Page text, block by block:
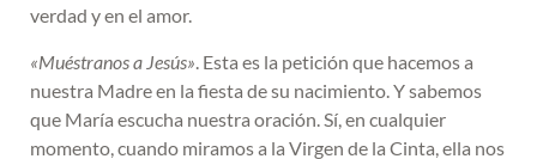
verdad y en el amor.
«Muéstranos a Jesús» . Esta es la petición que hacemos a
nuestra Madre en la fiesta de su nacimiento. Y sabemos
que María escucha nuestra oración. Sí, en cualquier
momento, cuando miramos a la Virgen de la Cinta, ella nos